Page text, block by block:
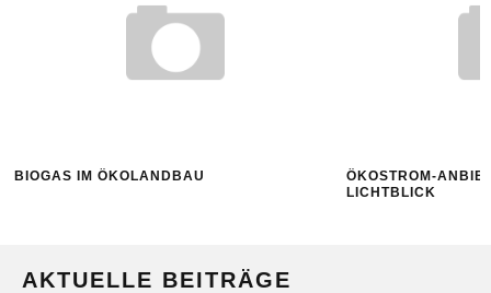
BIOGAS IM ÖKOLANDBAU
ÖKOSTROM-
LICHTBLICK
AKTUELLE BEITRÄGE